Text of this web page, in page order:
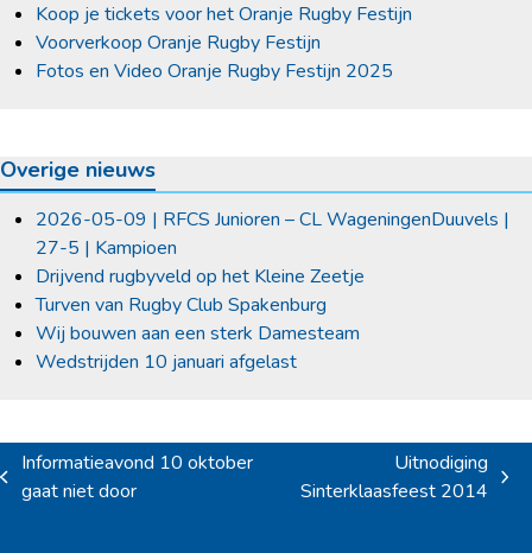
Koop je tickets voor het Oranje Rugby Festijn
Voorverkoop Oranje Rugby Festijn
Fotos en Video Oranje Rugby Festijn 2025
Overige nieuws
2026-05-09 | RFCS Junioren – CL WageningenDuuvels |
27-5 | Kampioen
Drijvend rugbyveld op het Kleine Zeetje
Turven van Rugby Club Spakenburg
Wij bouwen aan een sterk Damesteam
Wedstrijden 10 januari afgelast
previous
Informatieavond 10 oktober
gaat niet door
next
Uitnodiging
Sinterklaasfeest 2014